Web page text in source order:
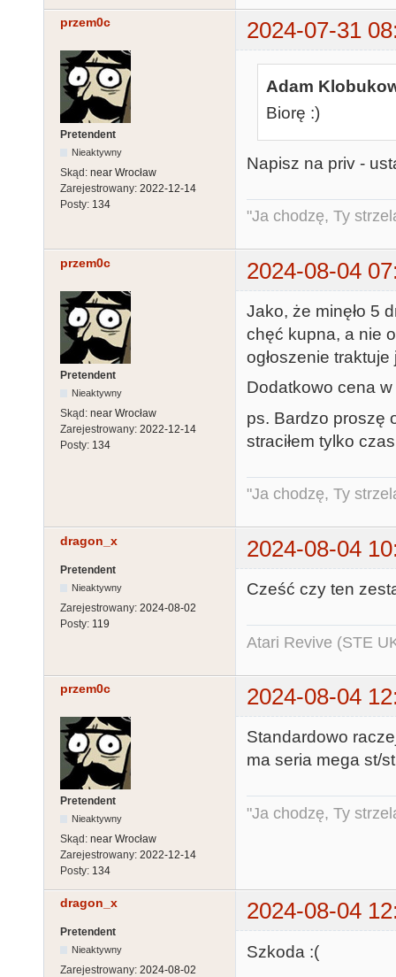
przem0c 2024-07-31
Pretendent
Nieaktywny
Skąd: near Wrocław
Zarejestrowany: 2022-12-14
Posty: 134
Adam
Biorę :)
Napisz na priv -
"Ja chodzę, Ty
przem0c 2024-08-04
Pretendent
Nieaktywny
Skąd: near Wrocław
Zarejestrowany: 2022-12-14
Posty: 134
Jako, że minęło 5
chęć kupna, a nie
ogłoszenie
Dodatkowo cena w
ps. Bardzo proszę
straciłem tylko
"Ja chodzę, Ty
dragon_x 2024-08-04
Pretendent
Nieaktywny
Zarejestrowany: 2024-08-02
Posty: 119
Cześć czy ten
Atari Revive (STE
przem0c 2024-08-04
Pretendent
Nieaktywny
Skąd: near Wrocław
Zarejestrowany: 2022-12-14
Posty: 134
Standardowo
ma seria mega st/
"Ja chodzę, Ty
dragon_x 2024-08-04
Pretendent
Nieaktywny
Zarejestrowany: 2024-08-02
Szkoda :(